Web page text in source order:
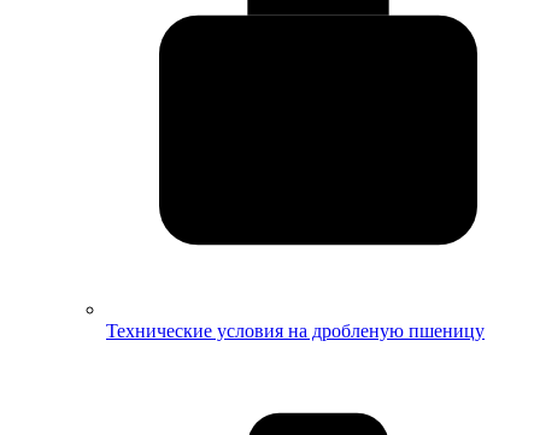
Технические условия на дробленую пшеницу